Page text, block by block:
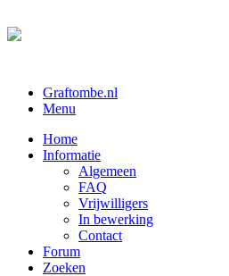
Graftombe.nl
Menu
Home
Informatie
Algemeen
FAQ
Vrijwilligers
In bewerking
Contact
Forum
Zoeken